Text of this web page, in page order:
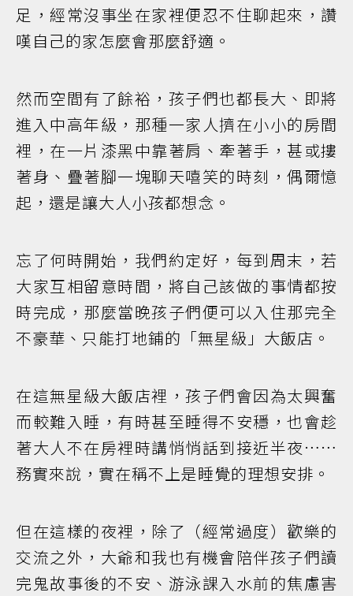
足，經常沒事坐在家裡便忍不住聊起來，讚
嘆自己的家怎麼會那麼舒適。
然而空間有了餘裕，孩子們也都長大、即將
進入中高年級，那種一家人擠在小小的房間
裡，在一片漆黑中靠著肩、牽著手，甚或摟
著身、疊著腳一塊聊天嘻笑的時刻，偶爾憶
起，還是讓大人小孩都想念。
忘了何時開始，我們約定好，每到周末，若
大家互相留意時間，將自己該做的事情都按
時完成，那麼當晚孩子們便可以入住那完全
不豪華、只能打地鋪的「無星級」大飯店。
在這無星級大飯店裡，孩子們會因為太興奮
而較難入睡，有時甚至睡得不安穩，也會趁
著大人不在房裡時講悄悄話到接近半夜……
務實來說，實在稱不上是睡覺的理想安排。
但在這樣的夜裡，除了（經常過度）歡樂的
交流之外，大爺和我也有機會陪伴孩子們讀
完鬼故事後的不安、游泳課入水前的焦慮害